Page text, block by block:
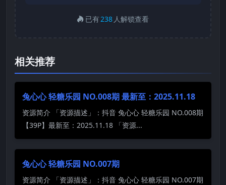
已有238 人解锁查看
相关推荐
兔心心 轻糖乐园 NO.008期 最新至：2025.11.18
资源简介 「资源描述」：抖音 兔心心 轻糖乐园 NO.008期
【39P】最新至：2025.11.18 「资源...
兔心心 轻糖乐园 NO.007期
资源简介 「资源描述」：抖音 兔心心 轻糖乐园 NO.007期